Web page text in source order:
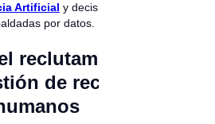
Artificial y decisiones
por datos.
reclutamiento
de recursos